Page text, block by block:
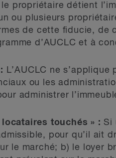
le propriétaire détient
ou plusieurs
de cette fiducie, de
d’AUCLC et à
L’AUCLC ne
ou les
administrer
locataires touchés » : Si
pour qu’il ait
le marché; b) le loyer